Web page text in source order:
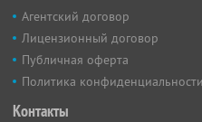
Агентский договор
Лицензионный договор
Публичная оферта
Политика конфиденциальности
Контакты